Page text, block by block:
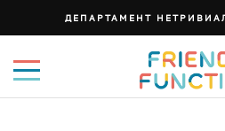
ДЕПАРТАМЕНТ